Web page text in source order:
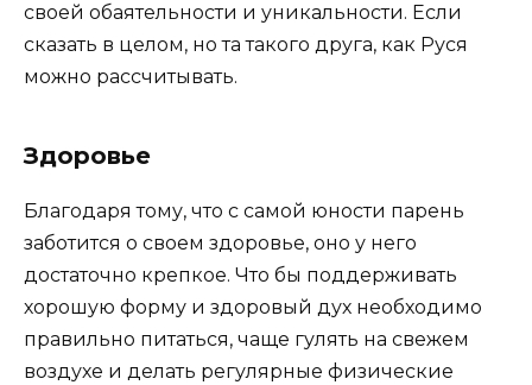
своей обаятельности и уникальности. Если
сказать в целом, но та такого друга, как Руся
можно рассчитывать.
Здоровье
Благодаря тому, что с самой юности парень
заботится о своем здоровье, оно у него
достаточно крепкое. Что бы поддерживать
хорошую форму и здоровый дух необходимо
правильно питаться, чаще гулять на свежем
воздухе и делать регулярные физические